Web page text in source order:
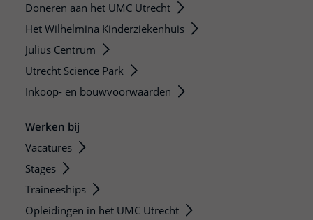
Doneren aan het UMC Utrecht
Het Wilhelmina Kinderziekenhuis
Julius Centrum
Utrecht Science Park
Inkoop- en bouwvoorwaarden
Werken bij
Vacatures
Stages
Traineeships
Opleidingen in het UMC Utrecht